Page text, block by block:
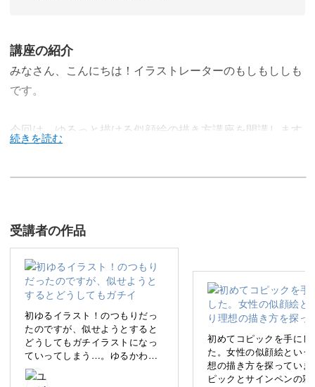
講座の紹介
みなさん、こんにちは！イラストレーターのもしもししも
です。
今回は、ゆるっと描ける似顔絵の描き方講座を開講します
♪
私はこれまで似顔絵イベントを開催し、その場で似顔絵を
描くことを行ってきました。
今回の講座では、その人の顔の特徴をしっかりと捉えて、
ささっと描ける似顔絵に落とし込む方法をお伝えしていき
ます。
受講者の作品
初ゆるイラスト！のつもりだっ
たのですが、似せようとすると
どうしてもガチイラストになっ
ていってしまう…。ゆるかわに
するのがむずかしかったです。
初めてコピックを手にし
た。女性の似顔絵という
想の描き方を探っていま
ピックとサインペンの彩